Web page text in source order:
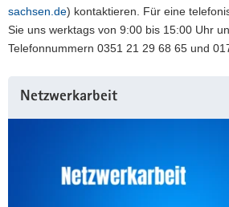
f
e
n
N
a
o
n
sachsen.de) kontaktieren. Für eine
Sie uns werktags von 9:00 bis 15:00 Uhr
Telefonnummern 0351 21 29 68 65 und
Netzwerkarbeit